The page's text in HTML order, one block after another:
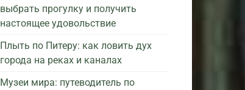
выбрать прогулку и получить
настоящее удовольствие
Плыть по Питеру: как ловить дух
города на реках и каналах
Музеи мира: путеводитель по